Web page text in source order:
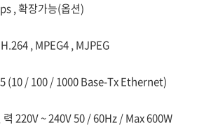
, 확장가능(옵션)
, MPEG4 , MJPEG
(10 / 100 / 1000 Base-Tx Ethernet)
력 220V ~ 240V 50 / 60Hz / Max 600W